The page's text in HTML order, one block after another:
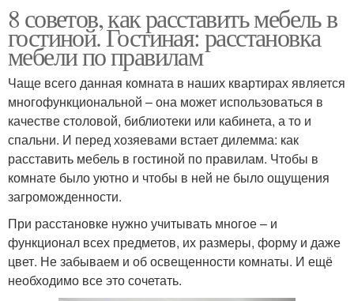
8 советов, как расставить мебель в
гостиной. Гостиная: расстановка
мебели по правилам
Чаще всего данная комната в наших квартирах является
многофункциональной – она может использоваться в
качестве столовой, библиотеки или кабинета, а то и
спальни. И перед хозяевами встает дилемма: как
расставить мебель в гостиной по правилам. Чтобы в
комнате было уютно и чтобы в ней не было ощущения
загроможденности.
При расстановке нужно учитывать многое – и
функционал всех предметов, их размеры, форму и даже
цвет. Не забываем и об освещенности комнаты. И ещё
необходимо все это сочетать.